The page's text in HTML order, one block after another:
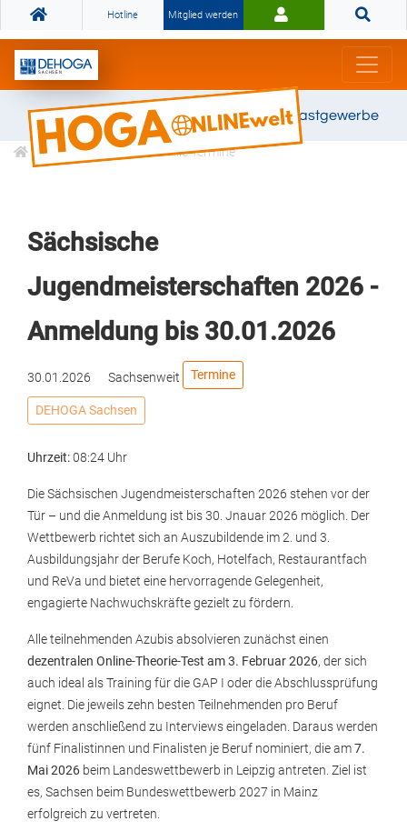
Hotline Mitglied werden
Gemeinsam stark für das Gastgewerbe
Veranstaltungen Alle Termine
Sächsische
Jugendmeisterschaften 2026 -
Anmeldung bis 30.01.2026
30.01.2026 Sachsenweit Termine
DEHOGA Sachsen
Uhrzeit:08:24 Uhr
Die Sächsischen Jugendmeisterschaften 2026 stehen vor der
Tür – und die Anmeldung ist bis 30. Jnauar 2026 möglich. Der
Wettbewerb richtet sich an Auszubildende im 2. und 3.
Ausbildungsjahr der Berufe Koch, Hotelfach, Restaurantfach
und ReVa und bietet eine hervorragende Gelegenheit,
engagierte Nachwuchskräfte gezielt zu fördern.
Alle teilnehmenden Azubis absolvieren zunächst einen
dezentralen Online-Theorie-Test am 3. Februar 2026, der sich
auch ideal als Training für die GAP I oder die Abschlussprüfung
eignet. Die jeweils zehn besten Teilnehmenden pro Beruf
werden anschließend zu Interviews eingeladen. Daraus werden
fünf Finalistinnen und Finalisten je Beruf nominiert, die am7.
Mai 2026 beim Landeswettbewerb in Leipzig antreten. Ziel ist
es, Sachsen beim Bundeswettbewerb 2027 in Mainz
erfolgreich zu vertreten.